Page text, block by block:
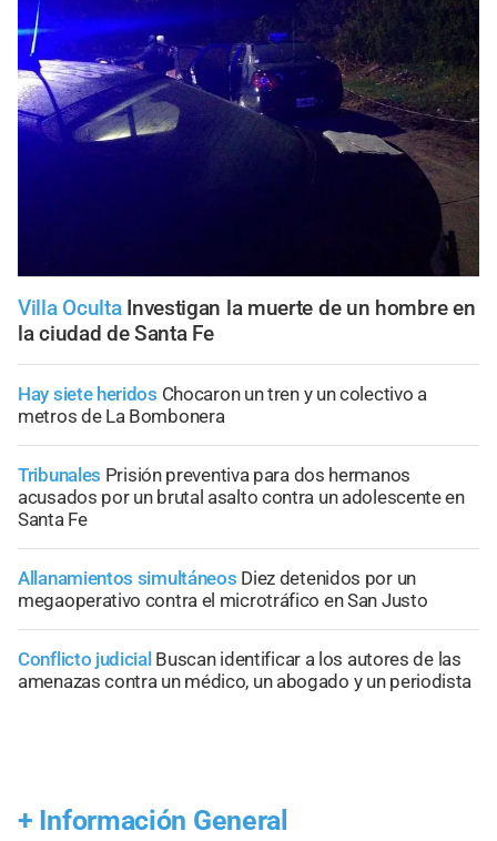
Villa Oculta Investigan la muerte de un hombre en
la ciudad de Santa Fe
Hay siete heridos Chocaron un tren y un colectivo a
metros de La Bombonera
Tribunales Prisión preventiva para dos hermanos
acusados por un brutal asalto contra un adolescente en
Santa Fe
Allanamientos simultáneos Diez detenidos por un
megaoperativo contra el microtráfico en San Justo
Conflicto judicial Buscan identificar a los autores de las
amenazas contra un médico, un abogado y un periodista
+ Información General